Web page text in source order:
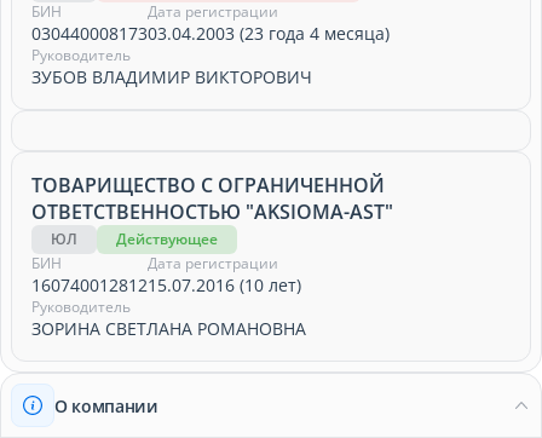
БИН
030440008173
Дата регистрации
03.04.2003 (23 года 4 месяца)
Руководитель
ЗУБОВ ВЛАДИМИР ВИКТОРОВИЧ
ТОВАРИЩЕСТВО С ОГРАНИЧЕННОЙ
ОТВЕТСТВЕННОСТЬЮ "AKSIOMA-AST"
ЮЛ
Действующее
БИН
160740012812
Дата регистрации
15.07.2016 (10 лет)
Руководитель
ЗОРИНА СВЕТЛАНА РОМАНОВНА
О компании